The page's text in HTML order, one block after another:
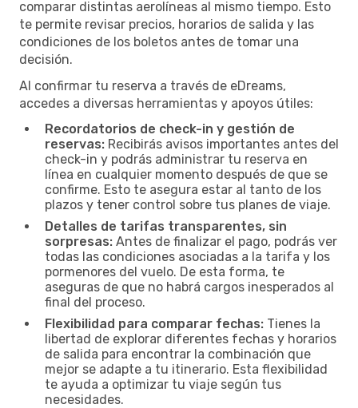
comparar distintas aerolíneas al mismo tiempo. Esto
te permite revisar precios, horarios de salida y las
condiciones de los boletos antes de tomar una
decisión.
Al confirmar tu reserva a través de eDreams,
accedes a diversas herramientas y apoyos útiles:
Recordatorios de check-in y gestión de
reservas: Recibirás avisos importantes antes del
check-in y podrás administrar tu reserva en
línea en cualquier momento después de que se
confirme. Esto te asegura estar al tanto de los
plazos y tener control sobre tus planes de viaje.
Detalles de tarifas transparentes, sin
sorpresas: Antes de finalizar el pago, podrás ver
todas las condiciones asociadas a la tarifa y los
pormenores del vuelo. De esta forma, te
aseguras de que no habrá cargos inesperados al
final del proceso.
Flexibilidad para comparar fechas: Tienes la
libertad de explorar diferentes fechas y horarios
de salida para encontrar la combinación que
mejor se adapte a tu itinerario. Esta flexibilidad
te ayuda a optimizar tu viaje según tus
necesidades.